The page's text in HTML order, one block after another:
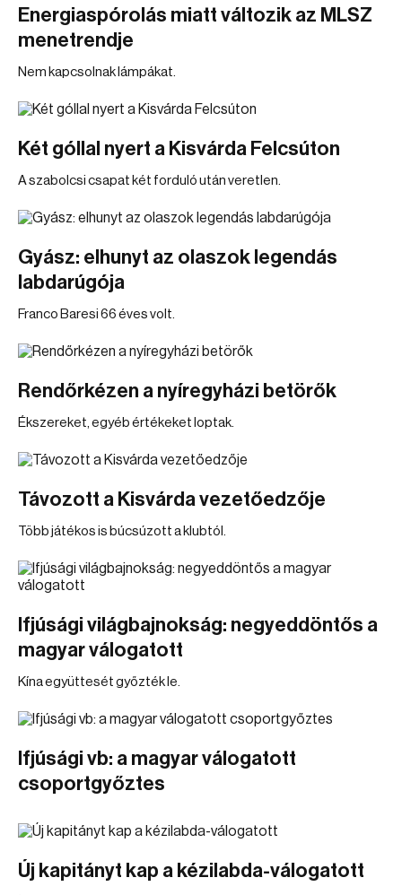
Energiaspórolás miatt változik az MLSZ
menetrendje
Nem kapcsolnak lámpákat.
Két góllal nyert a Kisvárda Felcsúton
A szabolcsi csapat két forduló után veretlen.
Gyász: elhunyt az olaszok legendás
labdarúgója
Franco Baresi 66 éves volt.
Rendőrkézen a nyíregyházi betörők
Ékszereket, egyéb értékeket loptak.
Távozott a Kisvárda vezetőedzője
Több játékos is búcsúzott a klubtól.
Ifjúsági világbajnokság: negyeddöntős a
magyar válogatott
Kína együttesét győzték le.
Ifjúsági vb: a magyar válogatott
csoportgyőztes
Új kapitányt kap a kézilabda-válogatott